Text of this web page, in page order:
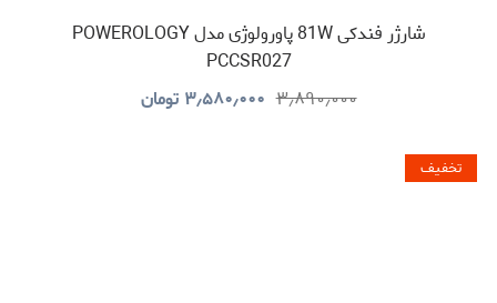
شارژر فندکی 81W پاورولوژی مدل POWEROLOGY
PCCSR027
۳٫۸۹۰٫۰۰۰ ۳٫۵۸۰٫۰۰۰ تومان
تخفیف